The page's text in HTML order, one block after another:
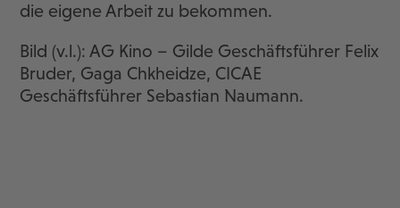
die eigene Arbeit zu bekommen.
Bild (v.l.): AG Kino – Gilde Geschäftsführer Felix
Bruder, Gaga Chkheidze, CICAE
Geschäftsführer Sebastian Naumann.